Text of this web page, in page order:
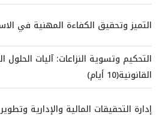
التميز وتحقيق الكفاءة المهنية في
التحكيم وتسوية النزاعات: آليات الحلول
القانونية(10 أيام)
إدارة التحقيقات المالية والإدارية